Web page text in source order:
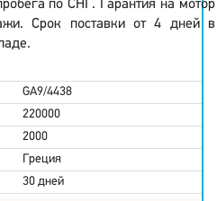
по СНГ. Гарантия на мотор
Срок поставки от 4 дней в
GA9/4438
220000
2000
Греция
30 дней